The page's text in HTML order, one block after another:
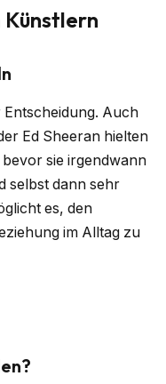
Entscheidung. Auch
Ed Sheeran hielten
sie irgendwann
selbst dann sehr
es, den
im Alltag zu